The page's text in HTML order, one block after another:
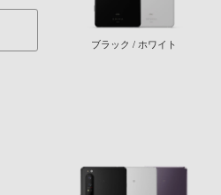
ブラック / ホワイト